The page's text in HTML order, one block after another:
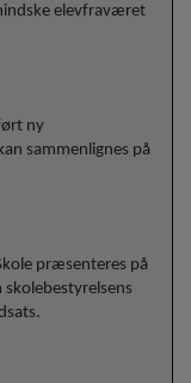
elevfraværet
ny
sammenlignes på
præsenteres på